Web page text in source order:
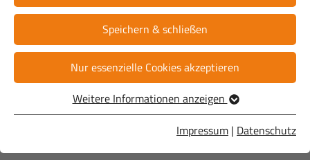
Speichern & schließen
Nur essenzielle Cookies akzeptieren
Weitere Informationen anzeigen
Impressum | Datenschutz
Hier findest Du alle wichtigen Informationen zum
Breitbandausbau in den Gewerbegebieten der